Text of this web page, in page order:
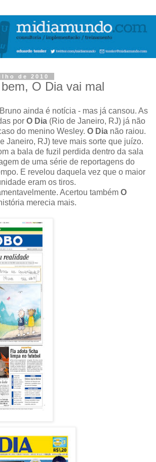
de 2010
O Dia vai mal
ainda é notícia - mas já cansou. As
por O Dia (Rio de Janeiro, RJ) já não
do menino Wesley. O Dia não raiou.
Janeiro, RJ) teve mais sorte que juízo.
a bala de fuzil perdida dentro da sala
de uma série de reportagens do
E revelou daquela vez que o maior
eram os tiros.
Acertou também O
merecia mais.